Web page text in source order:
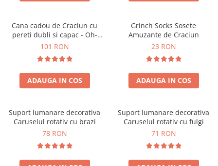
Cana cadou de Craciun cu
pereti dubli si capac - Oh-
Brad-frumos
101 RON
ADAUGA IN COS
Grinch Socks Sosete
Amuzante de Craciun
23 RON
ADAUGA IN COS
Suport lumanare decorativa
Caruselul rotativ cu brazi
78 RON
Suport lumanare decorativa
Caruselul rotativ cu fulgi
71 RON